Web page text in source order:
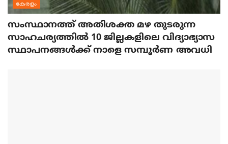
കേരളം
സംസ്ഥാനത്ത് അതിശക്ത മഴ തുടരുന്ന
സാഹചര്യത്തിൽ 10 ജില്ലകളിലെ വിദ്യാഭ്യാസ
സ്ഥാപനങ്ങൾക്ക് നാളെ സമ്പൂർണ അവധി